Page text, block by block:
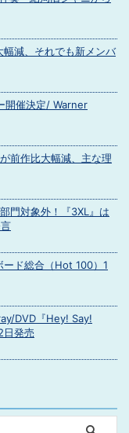
減、それでも新メンバ
開催決定/ Warner
前作比大幅減、主な理
門対象外！『3XL』は
ード総合（Hot 100）1
DVD『Hey! Say!
発売